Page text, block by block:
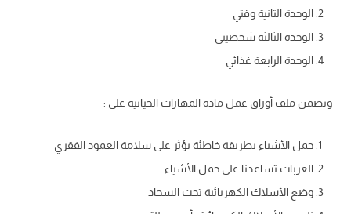
الوحدة الثانية وقتي
الوحدة الثالثة شخصيتي
الوحدة الرابعة غذائي
وتضمن ملف أوراق عمل مادة المهارات الحياتية على :
حمل الأشياء بطريقة خاطئة يؤثر على سلامة العمود الفقري
العربات تساعدنا على حمل الأشياء
وضع الأسلاك الكهربائية تحت السجاد